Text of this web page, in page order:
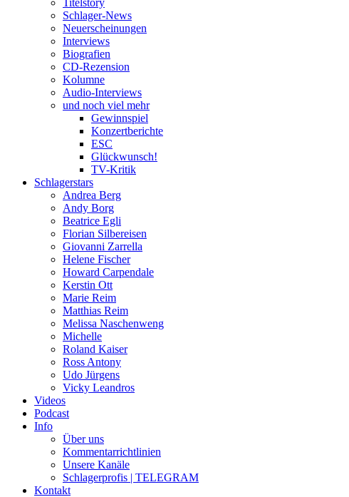
Titelstory
Schlager-News
Neuerscheinungen
Interviews
Biografien
CD-Rezension
Kolumne
Audio-Interviews
und noch viel mehr
Gewinnspiel
Konzertberichte
ESC
Glückwunsch!
TV-Kritik
Schlagerstars
Andrea Berg
Andy Borg
Beatrice Egli
Florian Silbereisen
Giovanni Zarrella
Helene Fischer
Howard Carpendale
Kerstin Ott
Marie Reim
Matthias Reim
Melissa Naschenweng
Michelle
Roland Kaiser
Ross Antony
Udo Jürgens
Vicky Leandros
Videos
Podcast
Info
Über uns
Kommentarrichtlinien
Unsere Kanäle
Schlagerprofis | TELEGRAM
Kontakt